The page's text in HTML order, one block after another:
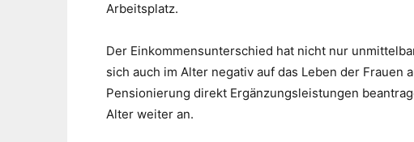
Arbeitsplatz.
Der Einkommensunterschied hat nicht nur
sich auch im Alter negativ auf das Leben der Frauen
Pensionierung direkt Ergänzungsleistungen
Alter weiter an.